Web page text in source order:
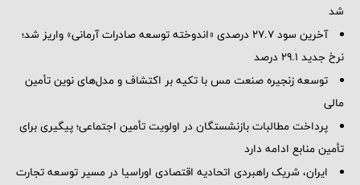
شد
آخرین سود ۲۷.۷ درصدی «اندوخته توسعه صادرات آرمانی» واریز شد؛
نرخ جدید ۲۹.۱ درصد
توسعه زنجیره صنعت مس با تکیه بر اکتشاف و مدل‌های نوین تأمین
مالی
پرداخت مطالبات بازنشستگان در اولویت تأمین اجتماعی؛ پیگیری برای
تأمین منابع ادامه دارد
ایران، شریک راهبردی اتحادیه اقتصادی اوراسیا در مسیر توسعه تجارت